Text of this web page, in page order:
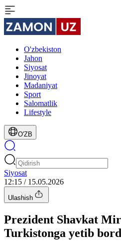
O'zbekiston
Jahon
Siyosat
Jinoyat
Madaniyat
Sport
Salomatlik
Lifestyle
O'ZB
Siyosat
12:15 / 15.05.2026
Ulashish
Prezident Shavkat
Turkistonga yetib